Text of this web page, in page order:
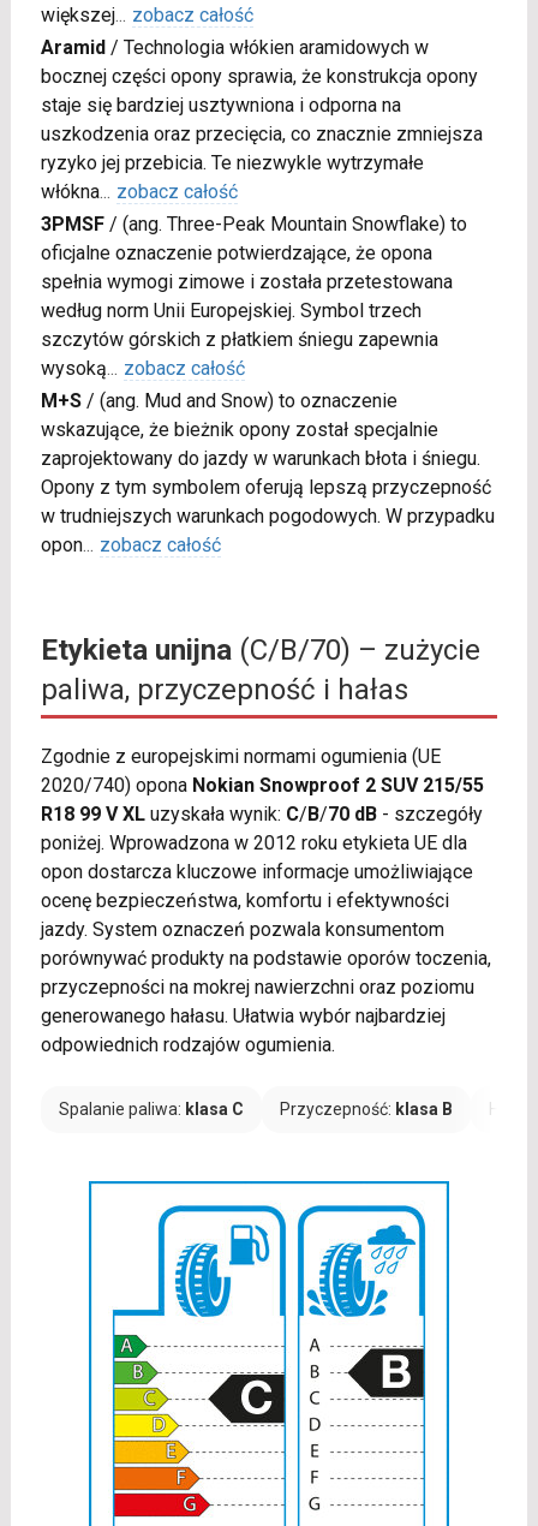
większej... zobacz całość
Aramid/ Technologia włókien aramidowych w
bocznej części opony sprawia, że konstrukcja opony
staje się bardziej usztywniona i odporna na
uszkodzenia oraz przecięcia, co znacznie zmniejsza
ryzyko jej przebicia. Te niezwykle wytrzymałe
włókna... zobacz całość
3PMSF/ (ang. Three-Peak Mountain Snowflake) to
oficjalne oznaczenie potwierdzające, że opona
spełnia wymogi zimowe i została przetestowana
według norm Unii Europejskiej. Symbol trzech
szczytów górskich z płatkiem śniegu zapewnia
wysoką... zobacz całość
M+S/ (ang. Mud and Snow) to oznaczenie
wskazujące, że bieżnik opony został specjalnie
zaprojektowany do jazdy w warunkach błota i śniegu.
Opony z tym symbolem oferują lepszą przyczepność
w trudniejszych warunkach pogodowych. W przypadku
opon... zobacz całość
Etykieta unijna(C/B/70) – zużycie
paliwa, przyczepność i hałas
Zgodnie z europejskimi normami ogumienia (UE
2020/740) opona Nokian Snowproof 2 SUV 215/55
R18 99 V XLuzyskała wynik: C/B/70 dB- szczegóły
poniżej. Wprowadzona w 2012 roku etykieta UE dla
opon dostarcza kluczowe informacje umożliwiające
ocenę bezpieczeństwa, komfortu i efektywności
jazdy. System oznaczeń pozwala konsumentom
porównywać produkty na podstawie oporów toczenia,
przyczepności na mokrej nawierzchni oraz poziomu
generowanego hałasu. Ułatwia wybór najbardziej
odpowiednich rodzajów ogumienia.
Spalanie paliwa: klasa C Przyczepność: klasa B